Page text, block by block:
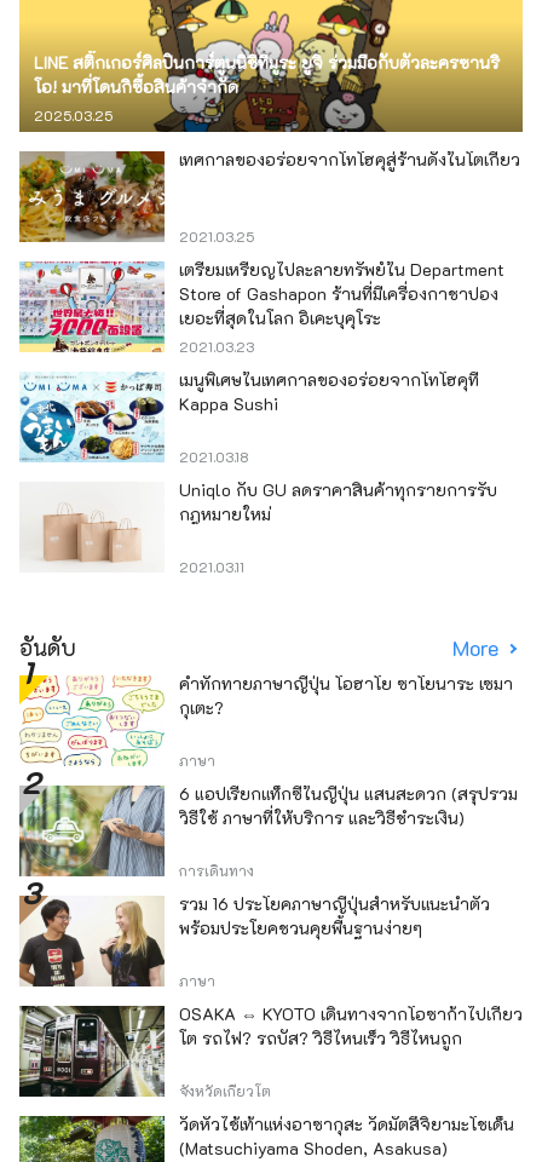
LINE สติ๊กเกอร์ศิลปินการ์ตูนนิชิทีมูระ ยูจิ ร่วมมือกับตัวละครซานริ
โอ! มาที่โดนกิซื้อสินค้าจำกัด
2025.03.25
เทศกาลของอร่อยจากโทโฮคุสู่ร้านดังในโตเกียว
2021.03.25
เตรียมเหรียญไปละลายทรัพย์ใน Department
Store of Gashapon ร้านที่มีเครื่องกาชาปอง
เยอะที่สุดในโลก อิเคะบุคุโระ
2021.03.23
เมนูพิเศษในเทศกาลของอร่อยจากโทโฮคุที่
Kappa Sushi
2021.03.18
Uniqlo กับ GU ลดราคาสินค้าทุกรายการรับ
กฎหมายใหม่
2021.03.11
อันดับ More
คำทักทายภาษาญี่ปุ่น โอฮาโย ซาโยนาระ เซมา
กุเตะ?
ภาษา
6 แอปเรียกแท็กซี่ในญี่ปุ่น แสนสะดวก (สรุปรวม
วิธีใช้ ภาษาที่ให้บริการ และวิธีชำระเงิน)
การเดินทาง
รวม 16 ประโยคภาษาญี่ปุ่นสำหรับแนะนำตัว
พร้อมประโยคชวนคุยพื้นฐานง่ายๆ
ภาษา
OSAKA ⇔ KYOTO เดินทางจากโอซาก้าไปเกียว
โต รถไฟ? รถบัส? วิธีไหนเร็ว วิธีไหนถูก
จังหวัดเกียวโต
วัดหัวไช้เท้าแห่งอาซากุสะ วัดมัตสึจิยามะโชเด็น
(Matsuchiyama Shoden, Asakusa)